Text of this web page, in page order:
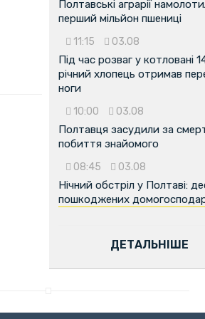
Полтавські аграрії
перший мільйон пшениці
11:15 03.08
Під час розваг у котловані
річний хлопець отримав
ноги
10:00 03.08
Полтавця засудили за
побиття знайомого
08:45 03.08
Нічний обстріл у Полтаві:
пошкоджених
ДЕТАЛЬНІШЕ